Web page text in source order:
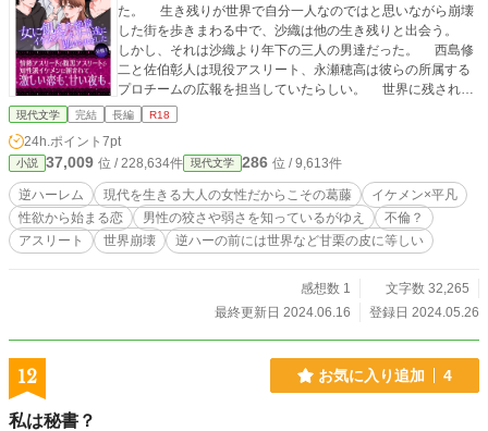
た。 生き残りが世界で自分一人なのではと思いながら崩壊
した街を歩きまわる中で、沙織は他の生き残りと出会う。
しかし、それは沙織より年下の三人の男達だった。 西島修
二と佐伯彰人は現役アスリート、永瀬穂高は彼らの所属する
プロチームの広報を担当していたらしい。 世界に残された
のは、この四人きり。 女に飢えた男達に囲まれ、愛欲の
で、当作は、【もしも、試合中継で見かけてニワカファンに
なったあのイケメンアスリート達に平凡ヒロインが奪い合い
されることになってしまったら…⁉】というところから着想し
ました。 しかしこんな逆ハー絶対に現実には起こらな
い…！ というわけで、甘栗むいちゃう感覚で世界滅ぼしと
きました！ いや世界滅ぶ方が起きないよねという突っ込み
いる競技は【スポーツ】とだけ記載してぼかしてあります。
皆様のお気に入りのスポーツ選手を重ねて妄想していただけ
ります。） サバイバル難易度はベリーイージーです。食糧
事情とかがハードなのは避けたかったので…。 本作は、倫
理観が崩壊した先の背徳感にこそ濃度の高い官能が宿る…！
現代文学 完結 長編 R18
24h.ポイント 7pt
小説 37,009 位 / 228,634件 現代文学 286 位 / 9,613件
逆ハーレム 現代を生きる大人の女性だからこその葛藤
イケメン×平凡
性欲から始まる恋
男性の狡さや弱さを知っているがゆえ
不倫？
アスリート
世界崩壊 逆ハーの前には世界など甘栗の皮に等しい
感想数 1
文字数 32,265
最終更新日 2024.06.16
登録日 2024.05.26
12 お気に入り追加 4
私は秘書？